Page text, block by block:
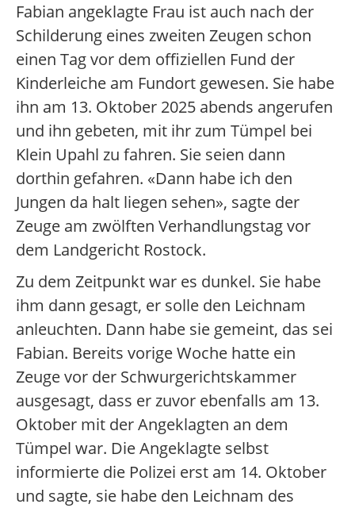
Fabian angeklagte Frau ist auch nach der
Schilderung eines zweiten Zeugen schon
einen Tag vor dem offiziellen Fund der
Kinderleiche am Fundort gewesen. Sie habe
ihn am 13. Oktober 2025 abends angerufen
und ihn gebeten, mit ihr zum Tümpel bei
Klein Upahl zu fahren. Sie seien dann
dorthin gefahren. «Dann habe ich den
Jungen da halt liegen sehen», sagte der
Zeuge am zwölften Verhandlungstag vor
dem Landgericht Rostock.
Zu dem Zeitpunkt war es dunkel. Sie habe
ihm dann gesagt, er solle den Leichnam
anleuchten. Dann habe sie gemeint, das sei
Fabian. Bereits vorige Woche hatte ein
Zeuge vor der Schwurgerichtskammer
ausgesagt, dass er zuvor ebenfalls am 13.
Oktober mit der Angeklagten an dem
Tümpel war. Die Angeklagte selbst
informierte die Polizei erst am 14. Oktober
und sagte, sie habe den Leichnam des